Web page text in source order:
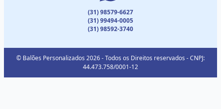
(31) 98579-6627
(31) 99494-0005
(31) 98592-3740
© Balões Personalizados 2026 - Todos os Direitos reservados - CNPJ:
44.473.758/0001-12